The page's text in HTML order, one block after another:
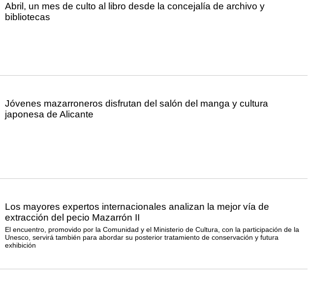
Abril, un mes de culto al libro desde la concejalía de archivo y
bibliotecas
Jóvenes mazarroneros disfrutan del salón del manga y cultura
japonesa de Alicante
Los mayores expertos internacionales analizan la mejor vía de
extracción del pecio Mazarrón II
El encuentro, promovido por la Comunidad y el Ministerio de Cultura, con la participación de la
Unesco, servirá también para abordar su posterior tratamiento de conservación y futura
exhibición